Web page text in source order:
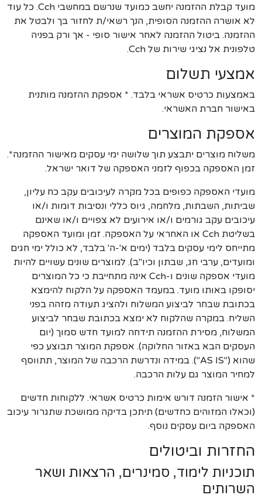
מועד קבלת ההזמנה יחשב כמועד שנרשם במחשבי Cch. כל עוד
לא אושרה ההזמנה הסופית, הנך רשאי/ת לחזור בך ולבטל את
ההזמנה. ביטול ההזמנה לאחר אישור סופי - אך ורק בפניה
טלפונית אל נציגי שירות של Cch.
אמצעי תשלום
באמצעות כרטיס אשראי בלבד. * אספקת ההזמנה מותנית
באישור חברת האשראי.
אספקת המוצרים
משלוח מוצרים יתבצע תוך שלושה ימי עסקים מאישור ההזמנה*.
זמן האספקה בכפוף לזמני האספקה של דואר ישראל.
מועדי האספקה כפופים בכל מקרה לעיכובים עקב כח עליון,
שביתות, השבתות, מלחמה, גיוס כללי ונסיבות דומות ו/או
עיכובים עקב גורמים ו/או אירועים לא צפויים ו/או שאינם
בשליטת Cch או האחראי על האספקה. זמן ומועד האספקה
מתייחס לימי עסקים בלבד (ימים א'-ה' בלבד, לא כולל ימי חגים
ומועדים, ערבי חג, שבתון וכיו"ב). למוצרים שונים עשויים להיות
מועדי אספקה שונים ו-Cch אינה מתחייבת כי כל המוצרים
יסופקו באותו מועד. במעמד האספקה על הלקוח להימצא
בכתובת שבחר לביצוע המשלוח ולהציג תעודה מזהה בפני
השליח. במקרה שהלקוח לא ימצא בכתובת שבחר לביצוע
המשלוח, מסירת ההזמנה תידחה למועד חדש סמוך (יום
העסקים הבא באזור החלוקה). אספקת המוצר תבוצע כפי
שהוא ("AS IS"). במידה ונדרשת הרכבה של המוצר, תתווסף
למחיר המוצר גם עלות הרכבה.
* אישור הזמנה דורש אימות כרטיס אשראי. ללקוחות חדשים
(וכאלו המזוהים כחדשים) תיתכן בדיקה ממושכת שתגרור עיכוב
האספקה ביום עסקים נוסף.
החזרות וביטולים
תוכניות לימוד, סמינרים, הרצאות ושאר
השרותים